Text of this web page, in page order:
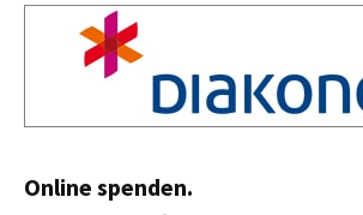
Online spenden.